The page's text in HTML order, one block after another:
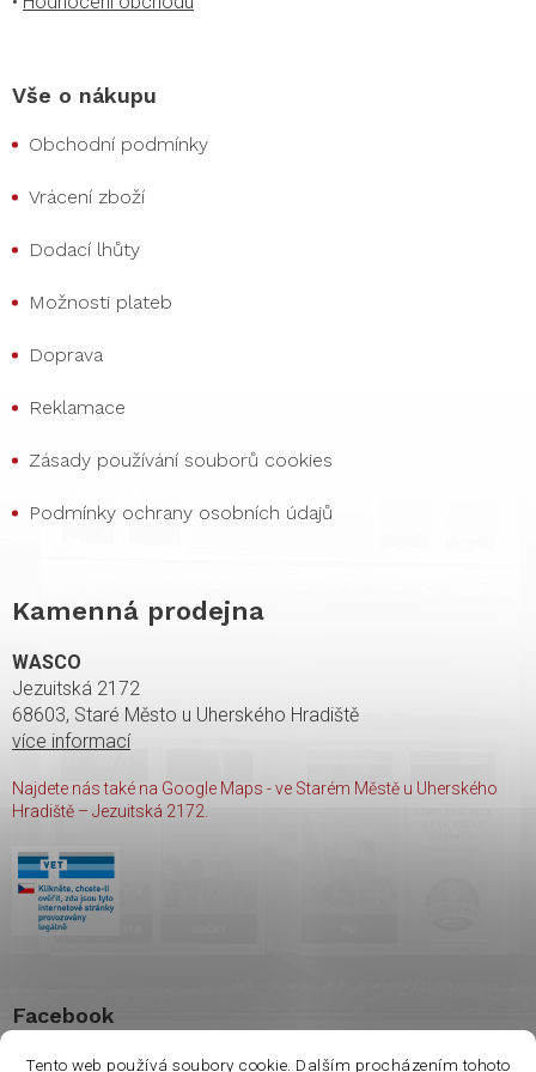
Tento web používá soubory cookie. Dalším procházením tohoto
Vše o nákupu
Obchodní podmínky
Vrácení zboží
Dodací lhůty
Možnosti plateb
Doprava
Reklamace
Zásady používání souborů cookies
Podmínky ochrany osobních údajů
Kamenná prodejna
WASCO
Jezuitská 2172
68603, Staré Město u Uherského Hradiště
více informací
Najdete nás také na Google Maps - ve Starém Městě u Uherského
Hradiště – Jezuitská 2172.
Facebook